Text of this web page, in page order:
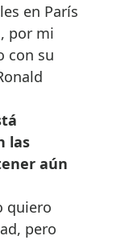
en París
por mi
con su
las
aún
quiero
pero